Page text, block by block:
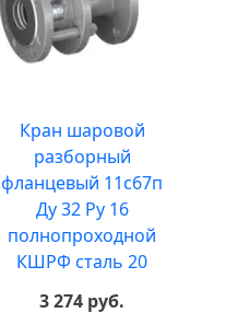
Кран шаровой
разборный
фланцевый 11с67п
Ду 32 Ру 16
полнопроходной
КШРФ сталь 20
3 274 руб.